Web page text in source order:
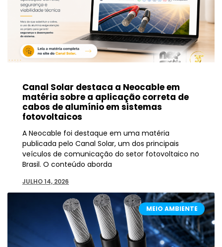
Canal Solar destaca a Neocable em
matéria sobre a aplicação correta de
cabos de alumínio em sistemas
fotovoltaicos
A Neocable foi destaque em uma matéria
publicada pelo Canal Solar, um dos principais
veículos de comunicação do setor fotovoltaico no
Brasil. O conteúdo aborda
JULHO 14, 2026
MEIO AMBIENTE